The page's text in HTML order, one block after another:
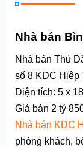
Nhà bán
Nhà bán Thủ
số 8 KDC Hiệp
Diện tích: 5 x
Giá bán 2 tỷ
Nhà bán KDC
phòng khách,